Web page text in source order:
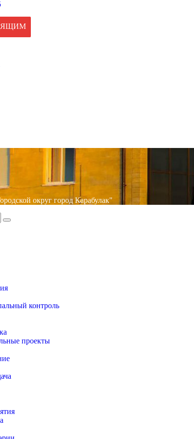
округ город Карабулак"
контроль
проекты